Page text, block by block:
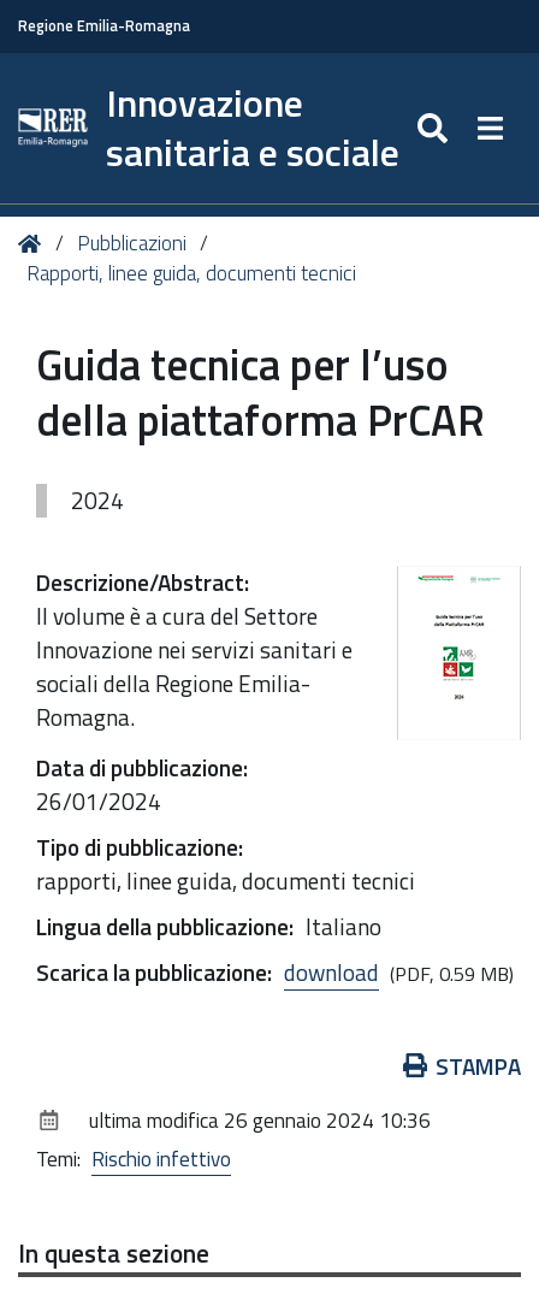
Regione Emilia-Romagna
Innovazione
sanitaria e sociale
Tu
sei
HomePubblicazioni
Rapporti, linee guida, documenti tecnici
Guida tecnica per l’uso
della piattaforma PrCAR
2024
Descrizione/Abstract:
Il volume è a cura del Settore
Innovazione nei servizi sanitari e
sociali della Regione Emilia-
Romagna.
Data di pubblicazione:
26/01/2024
Tipo di pubblicazione:
rapporti, linee guida, documenti tecnici
Lingua della pubblicazione: Italiano
Scarica la pubblicazione: download (PDF, 0.59 MB)
documento
STAMPA
ultima modifica26 gennaio 2024 10:36
Temi: Rischio infettivo
In questa sezione